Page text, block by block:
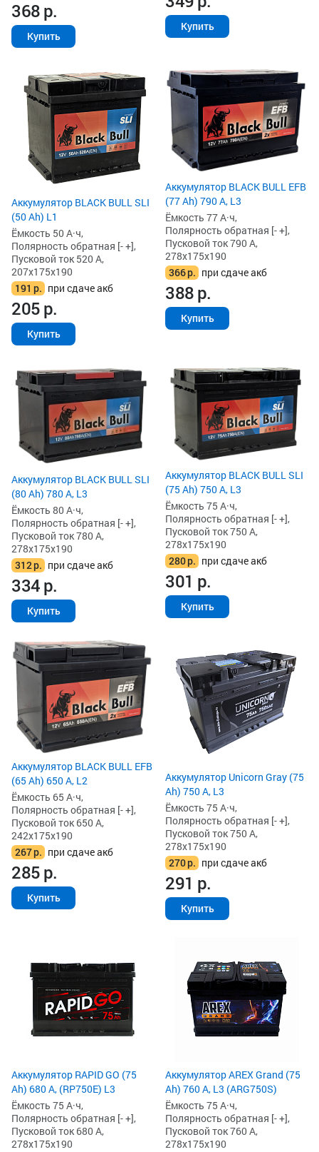
368р.
Купить
Купить
Аккумулятор BLACK BULL SLI
(50 Ah) L1
Ёмкость 50 А·ч,
Полярность обратная [- +],
Пусковой ток 520 А,
207x175x190
191 р. при сдаче акб
205р.
Купить
Аккумулятор BLACK BULL EFB
(77 Ah) 790 А, L3
Ёмкость 77 А·ч,
Полярность обратная [- +],
Пусковой ток 790 А,
278x175x190
366р. при сдаче акб
388р.
Купить
Аккумулятор BLACK BULL SLI
(80 Ah) 780 А, L3
Ёмкость 80 А·ч,
Полярность обратная [- +],
Пусковой ток 780 А,
278x175x190
312р. при сдаче акб
334р.
Купить
Аккумулятор BLACK BULL SLI
(75 Ah) 750 А, L3
Ёмкость 75 А·ч,
Полярность обратная [- +],
Пусковой ток 750 А,
278x175x190
280р. при сдаче акб
301 р.
Купить
Аккумулятор BLACK BULL EFB
(65 Ah) 650 А, L2
Ёмкость 65 А·ч,
Полярность обратная [- +],
Пусковой ток 650 А,
242x175x190
267р. при сдаче акб
285р.
Купить
Аккумулятор Unicorn Gray (75
Ah) 750 А, L3
Ёмкость 75 А·ч,
Полярность обратная [- +],
Пусковой ток 750 А,
278x175x190
270р. при сдаче акб
291 р.
Купить
Аккумулятор RAPID GO (75
Ah) 680 А, (RP750E) L3
Ёмкость 75 А·ч,
Полярность обратная [- +],
Пусковой ток 680 А,
278x175x190
Аккумулятор AREX Grand (75
Ah) 760 А, L3 (ARG750S)
Ёмкость 75 А·ч,
Полярность обратная [- +],
Пусковой ток 760 А,
278x175x190